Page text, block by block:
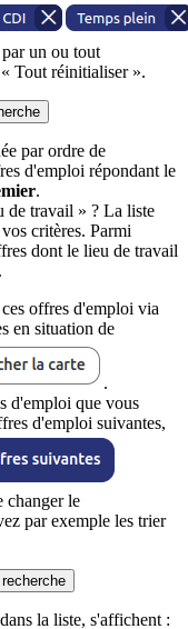
un ou tout
Tout réinitialiser ».
par ordre de
d'emploi répondant le
.
de travail » ? La liste
critères. Parmi
dont le lieu de travail
offres d'emploi via
en situation de
.
d'emploi que vous
d'emploi suivantes,
changer le
par exemple les trier
la liste, s'affichent :